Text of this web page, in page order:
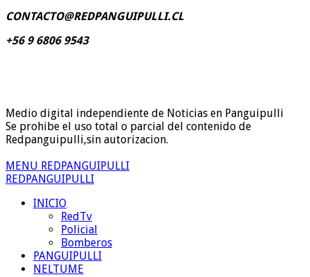
CONTACTO@REDPANGUIPULLI.CL
+56 9 6806 9543
Medio digital independiente de Noticias en Panguipulli
Se prohibe el uso total o parcial del contenido de
Redpanguipulli,sin autorizacion.
MENU REDPANGUIPULLI
REDPANGUIPULLI
INICIO
RedTv
Policial
Bomberos
PANGUIPULLI
NELTUME